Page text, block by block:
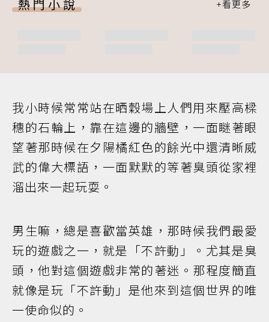
熱門小說
我小時候常常站在晒穀場上人們用來壓高樑
穗的石輪上，靠在這邊的牆壁，一面瞇著眼
望著那時候在夕陽橘紅色的餘光中還清晰威
武的偉大標語，一面默默的等著臭頭從家裡
溜出來一起玩耍。
男生嘛，總是喜歡當英雄，那時候我們最愛
玩的遊戲之一，就是「不許動」。尤其是臭
頭，他對這個遊戲非常的著迷。那程度簡直
就像是玩「不許動」是他來到這個世界的唯
一使命似的。